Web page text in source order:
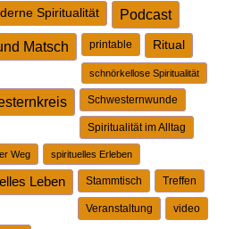
Spiritualität Podcast
Matsch printable Ritual
schnörkellose Spiritualität
Schwesternwunde
Spiritualität im Alltag
Weg spirituelles Erleben
Leben Stammtisch Treffen
Veranstaltung video